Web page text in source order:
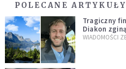
POLECANE ARTYKUŁY
Tragiczny
Diakon
WIADOMOŚCI